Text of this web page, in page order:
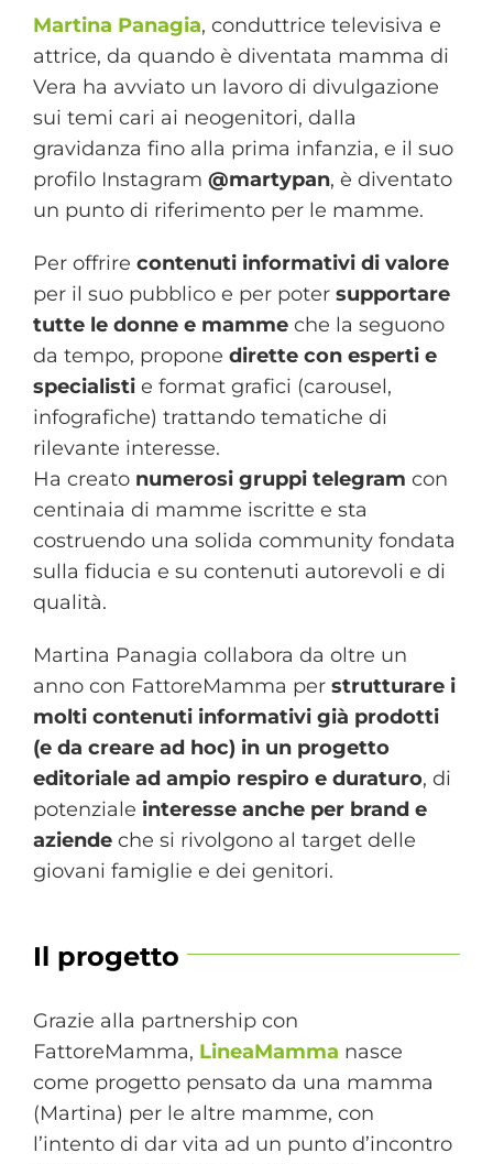
Martina Panagia, conduttrice televisiva e
attrice, da quando è diventata mamma di
Vera ha avviato un lavoro di divulgazione
sui temi cari ai neogenitori, dalla
gravidanza fino alla prima infanzia, e il suo
profilo Instagram @martypan, è diventato
un punto di riferimento per le mamme.
Per offrire contenuti informativi di valore
per il suo pubblico e per poter supportare
tutte le donne e mamme che la seguono
da tempo, propone dirette con esperti e
specialisti e format grafici (carousel,
infografiche) trattando tematiche di
rilevante interesse.
Ha creato numerosi gruppi telegram con
centinaia di mamme iscritte e sta
costruendo una solida community fondata
sulla fiducia e su contenuti autorevoli e di
qualità.
Martina Panagia collabora da oltre un
anno con FattoreMamma per strutturare i
molti contenuti informativi già prodotti
(e da creare ad hoc) in un progetto
editoriale ad ampio respiro e duraturo, di
potenziale interesse anche per brand e
aziende che si rivolgono al target delle
giovani famiglie e dei genitori.
Il progetto
Grazie alla partnership con
FattoreMamma, LineaMamma nasce
come progetto pensato da una mamma
(Martina) per le altre mamme, con
l’intento di dar vita ad un punto d’incontro